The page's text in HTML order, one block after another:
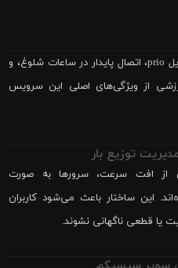
بازگشایی سریع کانال‌ها بدون نیاز به فایل prio، اتصال پایدار در ساعات شلوغ، و
از ویژگی‌های اصلی این سرویس
توزیع بار
از افت سرعت، سرورها به صورت
این ساختار باعث می‌شود کاربران
یا قطعی ناگهانی نشوند.